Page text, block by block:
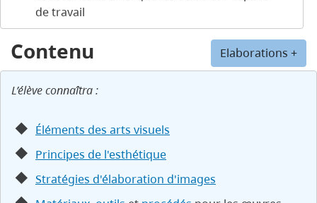
Elaborations +
Contenu
L’élève connaîtra :
Éléments des arts visuels
Principes de l'esthétique
Stratégies d'élaboration d'images
de travail